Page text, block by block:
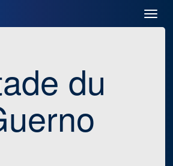
du